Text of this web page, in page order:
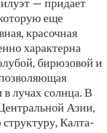
еще
красочная
характерна
бирюзовой и
лучах солнца. В
Азии,
Калта-